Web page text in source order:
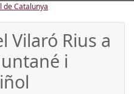
de Catalunya
Vilaró Rius a
i